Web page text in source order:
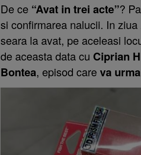
De ce “Avat in trei acte”?
si confirmarea nalucii. In
seara la avat, pe aceleasi
de aceasta data cu Ciprian
Bontea, episod care va